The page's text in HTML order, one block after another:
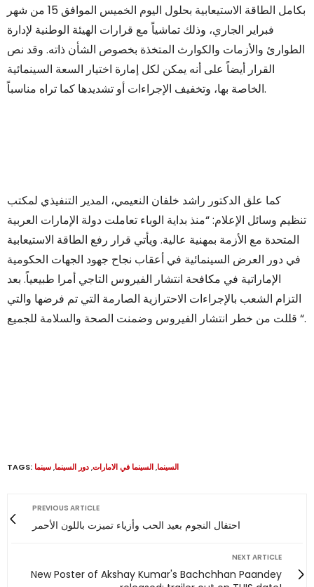
بكامل الطاقة الاستيعابية بحلول اليوم الخميس الموافق 15 من شهر
فبراير الجاري، وذلك تماشياً مع قرارات الهيئة الوطنية لإدارة
الطوارئ والأزمات والكوارث المتخذة بخصوص الشأن ذاته. وقد نص
القرار أيضاً على أنه يمكن لكل إمارة اختيار السعة السينمائية
الخاصة بها، وتخفيف الإجراءات أو تشديدها كما تراه مناسباً.
كما علق الدكتور راشد خلفان النعيمي، المدير التنفيذي لمكتب
تنظيم وسائل الإعلام: “منذ بداية الوباء تعاملت دولة الإمارات العربية
المتحدة مع الأزمة بمهنية عالية. ويأتي قرار رفع الطاقة الاستيعابية
في دور العرض السينمائية في أعقاب نجاح جهود الجهات الحكومية
الإماراتية في مكافحة انتشار الفيروس التاجي أمرا طبيعياً. بعد
التزام الشعب بالإجراءات الاحترازية الصارمة التي تم فرضها والتي
قللت من خطر انتشار الفيروس وضمنت الصحة والسلامة للجميع “.
TAGS: السينما,السينما في الامارات,دور السينما,سينما
PREVIOUS ARTICLE
احتفال النجوم بعيد الحب وأزياء تميزت باللون الأحمر
NEXT ARTICLE
New Poster of Akshay Kumar's Bachchhan Paandey